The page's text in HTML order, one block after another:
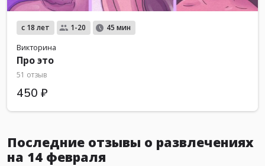
с 18 лет 1-20 45 мин
Викторина
Про это
51 отзыв
450 ₽
Последние отзывы о развлечениях
на 14 февраля